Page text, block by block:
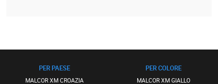
PER PAESE
MALCOR XM CROAZIA
PER COLORE
MALCOR XM GIALLO